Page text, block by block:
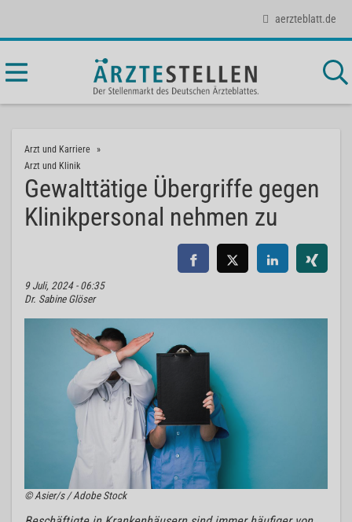
aerzteblatt.de
Arzt und Karriere
Arzt und Klinik
Gewalttätige Übergriffe gegen
Klinikpersonal nehmen zu
9 Juli, 2024 - 06:35
Dr. Sabine Glöser
© Asier/s / Adobe Stock